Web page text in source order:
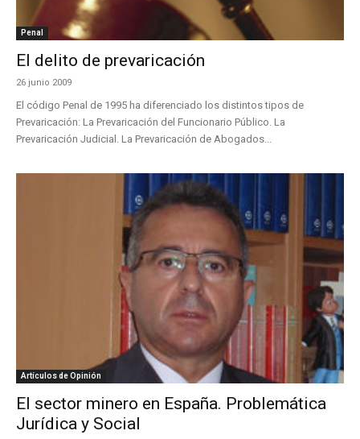
Penal
El delito de prevaricación
26 junio 2009
El código Penal de 1995 ha diferenciado los distintos tipos de
Prevaricación: La Prevaricación del Funcionario Público. La
Prevaricación Judicial. La Prevaricación de Abogados...
Artículos de Opinión
El sector minero en España. Problemática
Jurídica y Social